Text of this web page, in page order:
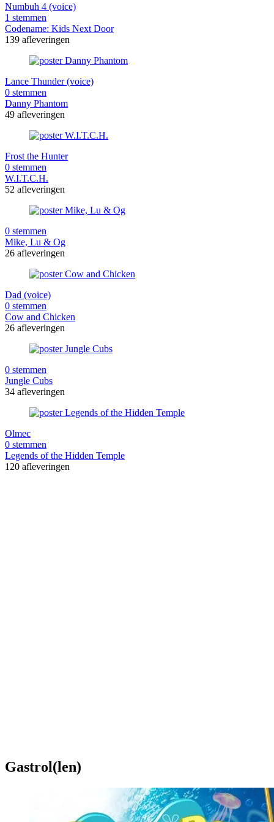
Numbuh 4 (voice)
1 stemmen
Codename: Kids Next Door
139 afleveringen
Lance Thunder (voice)
0 stemmen
Danny Phantom
49 afleveringen
Frost the Hunter
0 stemmen
W.I.T.C.H.
52 afleveringen
0 stemmen
Mike, Lu & Og
26 afleveringen
Dad (voice)
0 stemmen
Cow and Chicken
26 afleveringen
0 stemmen
Jungle Cubs
34 afleveringen
Olmec
0 stemmen
Legends of the Hidden Temple
120 afleveringen
Gastrol(len)